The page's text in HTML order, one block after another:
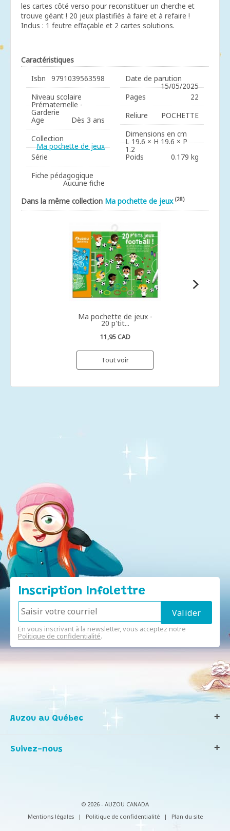
les cartes côté verso pour reconstituer un cherche et
trouve géant ! 20 jeux plastifiés à faire et à refaire !
Inclus : 1 feutre effaçable et 2 cartes solutions.
Caractéristiques
Isbn
9791039563598
Niveau scolaire
Prématernelle -
Garderie
Age
Dès 3 ans
Collection
Ma pochette de jeux
Série
Fiche pédagogique
Aucune fiche
Date de parution
15/05/2025
Pages
22
Reliure
POCHETTE
Dimensions en cm
L 19.6 × H 19.6 × P
1.2
Poids 0.179 kg
Dans la même collection Ma pochette de jeux (28)
Ma pochette de jeux -
20 p'tit...
11,95 CAD
Tout voir
Inscription Infolettre
En vous inscrivant à la newsletter, vous acceptez notre
Politique de confidentialité.
Auzou au Québec
Notre histoire
Infos consommateurs
Suivez-nous
© 2026 - AUZOU CANADA
Mentions légales
| Politique de confidentialité | Plan du site